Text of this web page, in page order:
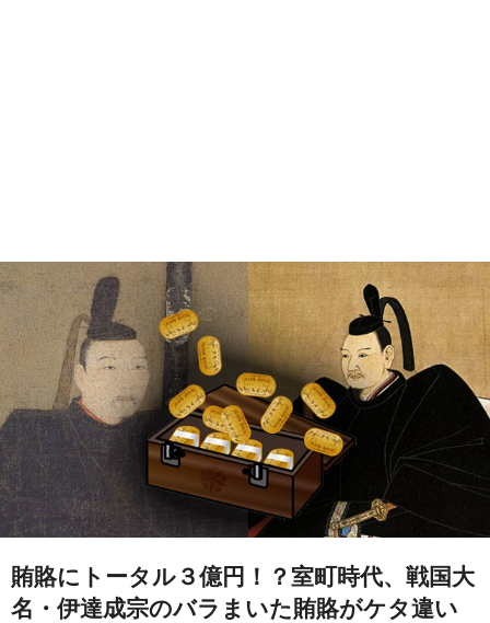
賄賂にトータル３億円！？室町時代、戦国大
名・伊達成宗のバラまいた賄賂がケタ違い